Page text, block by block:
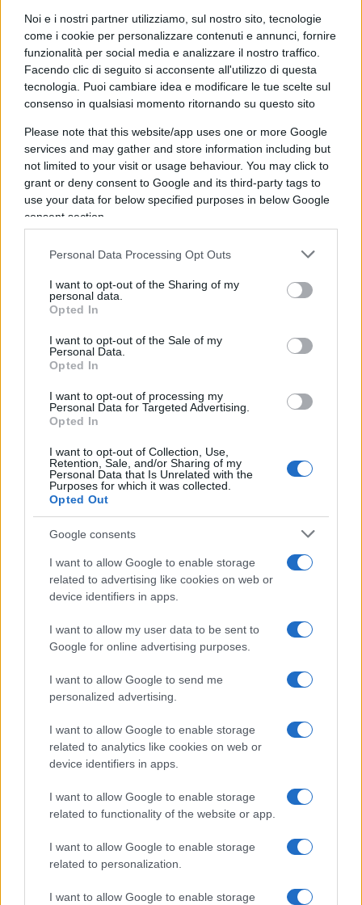
Noi e i nostri partner utilizziamo, sul nostro sito, tecnologie
come i cookie per personalizzare contenuti e annunci, fornire
funzionalità per social media e analizzare il nostro traffico.
Facendo clic di seguito si acconsente all'utilizzo di questa
tecnologia. Puoi cambiare idea e modificare le tue scelte sul
consenso in qualsiasi momento ritornando su questo sito
Please note that this website/app uses one or more Google
services and may gather and store information including but
not limited to your visit or usage behaviour. You may click to
grant or deny consent to Google and its third-party tags to
use your data for below specified purposes in below Google
consent section.
Personal Data Processing Opt Outs
I want to opt-out of the Sharing of my
personal data.
Opted In
I want to opt-out of the Sale of my
Personal Data.
Opted In
I want to opt-out of processing my
Personal Data for Targeted Advertising.
Opted In
I want to opt-out of Collection, Use,
Retention, Sale, and/or Sharing of my
Personal Data that Is Unrelated with the
Purposes for which it was collected.
Opted Out
Google consents
I want to allow Google to enable storage
related to advertising like cookies on web or
device identifiers in apps.
I want to allow my user data to be sent to
Google for online advertising purposes.
I want to allow Google to send me
personalized advertising.
I want to allow Google to enable storage
related to analytics like cookies on web or
device identifiers in apps.
I want to allow Google to enable storage
related to functionality of the website or app.
I want to allow Google to enable storage
related to personalization.
I want to allow Google to enable storage
tout-court dei meloniani, il movimento giovanile
ha una sua nuova festa dedicata, denominata
Fenix, manifestazione organizzata ogni anno dalle
giovani generazioni del partito. Insomma, non un
giovanile come tutte le altre, ma una formazione
e contare all’interno del partito che oggi guida il
Paese.
Respinti (Gioventù Nazionale):
“Vogliamo avvicinare i giovani
che hanno qualcosa in comune
con noi”
E veniamo aMilano
contribuito a portare una ulteriore ventata d’aria
dalle mani diManuel Mariania quelle diMatteo
Respinti. Con quattro membri del direttivo pronti
Colombo,Amirah RisolieFederica Borsisono i
nuovi nomi che comporranno la squadra del
giovanile. “A Milano Gioventù Nazionale cambierà
in positivo, lo farà perché sente la responsabilità
avvicinare i giovani che hanno qualcosa in
comune con noi”, dichiara Respinti. “
I nostri
valori sono Dio, Patria e Famiglia
Francesco Colombo
-, insieme a
meritocrazia,
comunità e militanza. Dobbiamo dare voce alle
Federica Borsiha aggiunto: “Ho trovato un
gruppo di amici che combatte contro la droga, il
degrado e le baby gang. Penso anche alla